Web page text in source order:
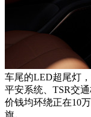
车尾的LED超尾灯
平安系统、TSR交
价钱均环绕正在10
旗。